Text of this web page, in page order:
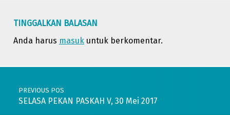
TINGGALKAN BALASAN
Anda harus masukuntuk berkomentar.
Post navigation
PREVIOUS POS
SELASA PEKAN PASKAH V, 30 Mei 2017